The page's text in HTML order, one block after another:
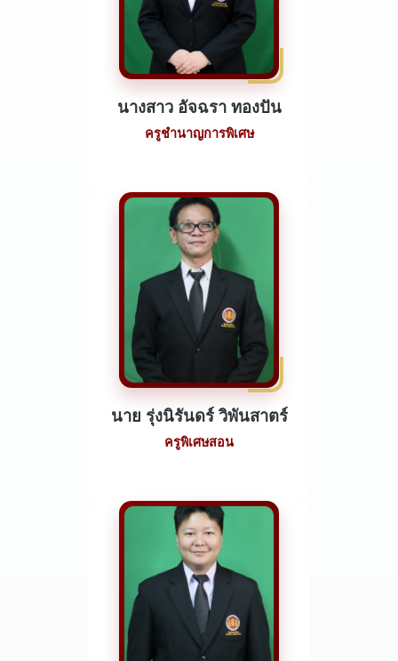
นางสาว อัจฉรา ทองปัน
ครูชำนาญการพิเศษ
นาย รุ่งนิรันดร์ วิพันสาตร์
ครูพิเศษสอน